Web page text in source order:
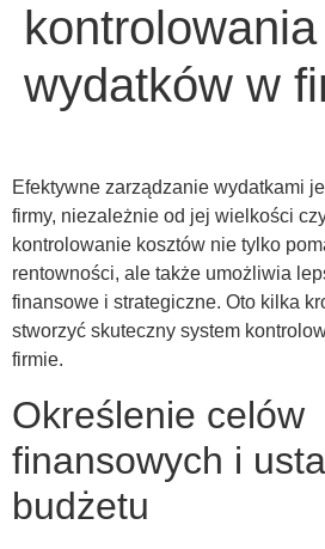
kontrolowania
wydatków w
Efektywne zarządzanie wydatkami
firmy, niezależnie od jej wielkości
kontrolowanie kosztów nie tylko
rentowności, ale także umożliwia
finansowe i strategiczne. Oto kilka
stworzyć skuteczny system
firmie.
Określenie celów
finansowych i
budżetu